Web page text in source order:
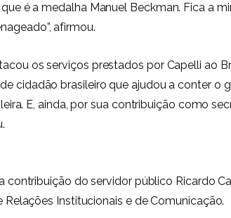
é a medalha Manuel Beckman. Fica a
afirmou.
os serviços prestados por Capelli ao
cidadão brasileiro que ajudou a conter o
E, ainda, por sua contribuição como
contribuição do servidor público Ricardo
Institucionais e de Comunicação.